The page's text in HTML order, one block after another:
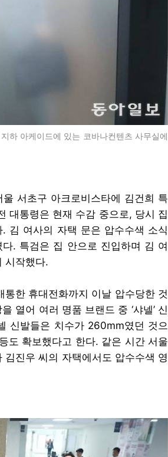
하 아케이드에 있는 코바나컨텐츠 사무실에
서초구 아크로비스타에 김건희 특
대통령은 현재 수감 중으로, 당시 집
김 여사의 자택 문은 압수수색 소식
. 특검은 집 안으로 진입하며 김 여
시작했다.
한 휴대전화까지 이날 압수당한 것
열어 여러 명품 브랜드 중 ‘샤넬’ 신
신발들은 치수가 260mm였던 것으
도 확보했다고 한다. 같은 시간 서울
진우 씨의 자택에서도 압수수색 영